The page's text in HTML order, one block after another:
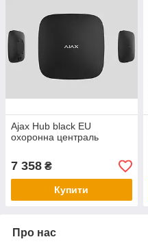
Ajax Hub black EU
охоронна централь
7 358 ₴
Купити
Про нас